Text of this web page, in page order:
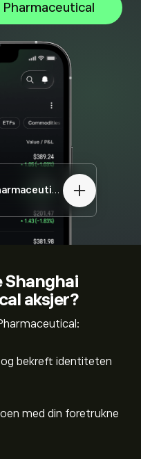
Shanghai Fosun Pharmaceutical 02196.HK
Shanghai
aksjer?
bekreft identiteten
med din foretrukne